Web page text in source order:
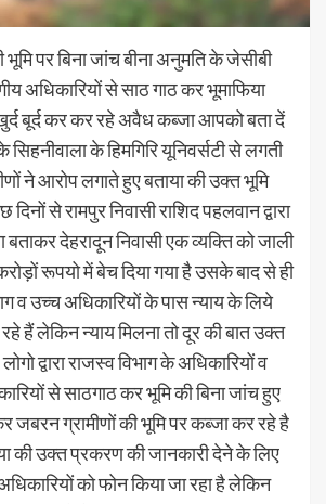
भूमि पर बिना जांच बीना अनुमति के जेसीबी
अधिकारियों से साठ गाठ कर भूमाफिया
बूर्द कर कर रहे अवैध कब्जा आपको बता दें
सिहनीवाला के हिमगिरि यूनिवर्सटी से लगती
ने आरोप लगाते हुए बताया की उक्त भूमि
से रामपुर निवासी राशिद पहलवान द्वारा
देहरादून निवासी एक व्यक्ति को जाली
रूपयो में बेच दिया गया है उसके बाद से ही
व उच्च अधिकारियों के पास न्याय के लिये
हैं लेकिन न्याय मिलना तो दूर की बात उक्त
द्वारा राजस्व विभाग के अधिकारियों व
से साठगाठ कर भूमि की बिना जांच हुए
जबरन ग्रामीणों की भूमि पर कब्जा कर रहे है
की उक्त प्रकरण की जानकारी देने के लिए
को फोन किया जा रहा है लेकिन